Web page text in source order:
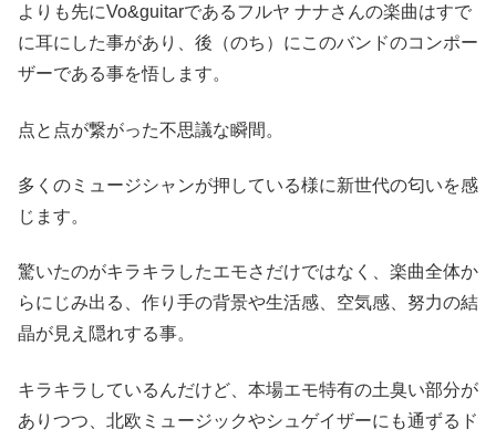
よりも先にVo&guitarであるフルヤ ナナさんの楽曲はすで
に耳にした事があり、後（のち）にこのバンドのコンポー
ザーである事を悟します。
点と点が繋がった不思議な瞬間。
多くのミュージシャンが押している様に新世代の匂いを感
じます。
驚いたのがキラキラしたエモさだけではなく、楽曲全体か
らにじみ出る、作り手の背景や生活感、空気感、努力の結
晶が見え隠れする事。
キラキラしているんだけど、本場エモ特有の土臭い部分が
ありつつ、北欧ミュージックやシュゲイザーにも通ずるド